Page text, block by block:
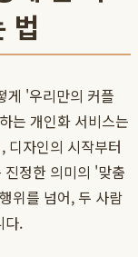
법
게 '우리만의 커플
는 개인화 서비스는
디자인의 시작부터
정한 의미의 '맞춤
위를 넘어, 두 사람
다.